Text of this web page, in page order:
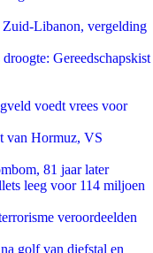
Libanon, vergelding
Gereedschapskist
voedt vrees voor
van Hormuz, VS
81 jaar later
leeg voor 114 miljoen
veroordeelden
golf van diefstal en